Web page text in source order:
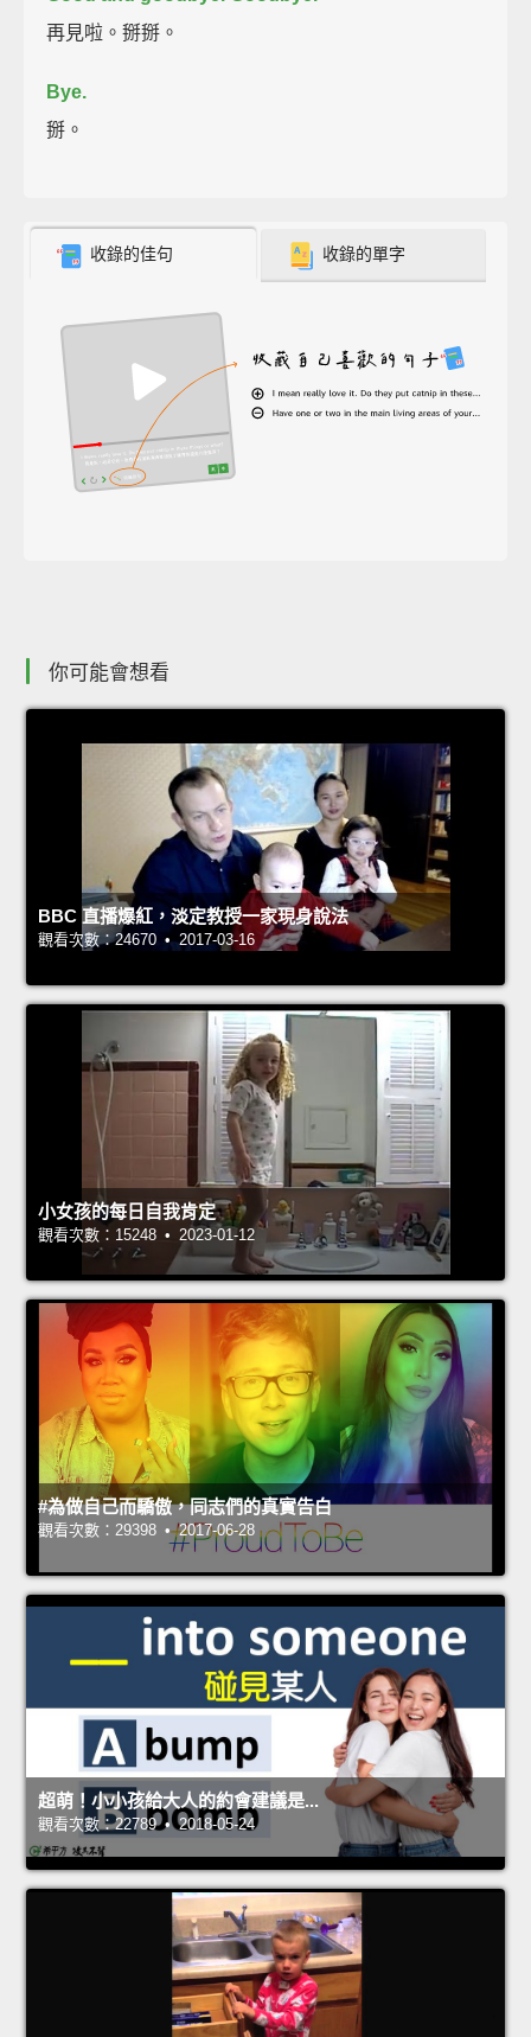
再見啦。掰掰。
Bye.
掰。
收錄的佳句 收錄的單字
你可能會想看
BBC 直播爆紅，淡定教授一家現身說法
觀看次數：24670 • 2017-03-16
小女孩的每日自我肯定
觀看次數：15248 • 2023-01-12
#為做自己而驕傲，同志們的真實告白
觀看次數：29398 • 2017-06-28
超萌！小小孩給大人的約會建議是...
觀看次數：22789 • 2018-05-24